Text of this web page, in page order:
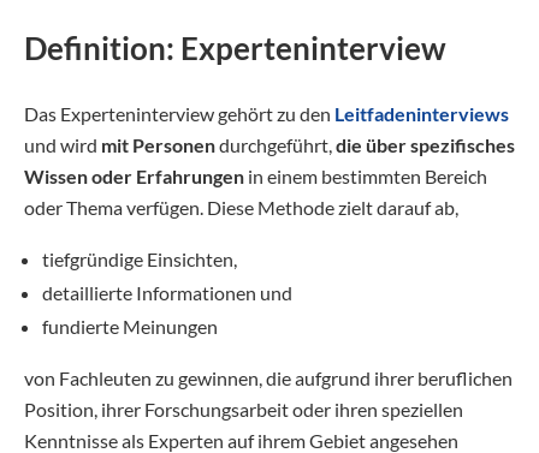
Definition: Experteninterview
Das Experteninterview gehört zu den Leitfadeninterviews
und wird mit Personendurchgeführt,die über spezifisches
Wissen oder Erfahrungen in einem bestimmten Bereich
oder Thema verfügen. Diese Methode zielt darauf ab,
tiefgründige Einsichten,
detaillierte Informationen und
fundierte Meinungen
von Fachleuten zu gewinnen, die aufgrund ihrer beruflichen
Position, ihrer Forschungsarbeit oder ihren speziellen
Kenntnisse als Experten auf ihrem Gebiet angesehen